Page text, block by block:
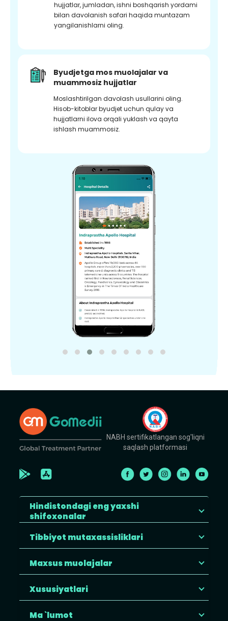
hujjatlar, jumladan, ishni boshqarish yordami
bilan davolanish safari haqida muntazam
yangilanishlarni oling.
Byudjetga mos muolajalar va
muammosiz hujjatlar
Moslashtirilgan davolash usullarini oling.
Hisob-kitoblar byudjet uchun qulay va
hujjatlarni ilova orqali yuklash va qayta
ishlash muammosiz.
NABH sertifikatlangan sog'liqni
saqlash platformasi
Hindistondagi eng yaxshi
shifoxonalar
Tibbiyot mutaxassisliklari
Maxsus muolajalar
Xususiyatlari
Ma `lumot